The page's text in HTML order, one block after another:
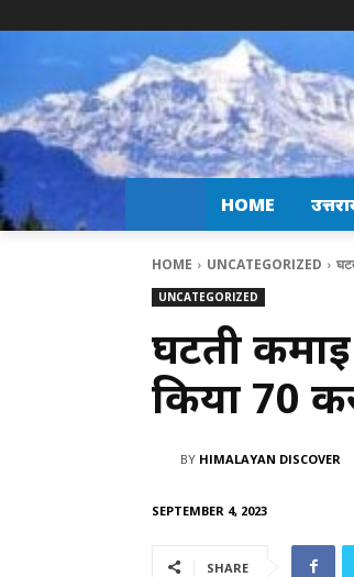
HOME
HOME UNCATEGORIZED
UNCATEGORIZED
घटती
किया 70
BY HIMALAYAN DISCOVER
SEPTEMBER 4, 2023
SHARE